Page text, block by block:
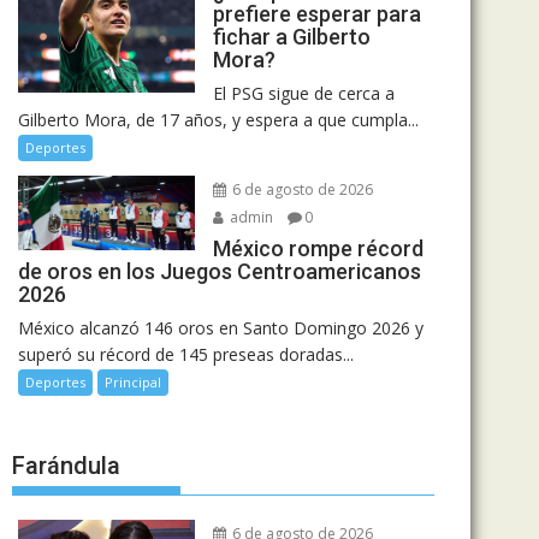
prefiere esperar para
fichar a Gilberto
Mora?
El PSG sigue de cerca a
Gilberto Mora, de 17 años, y espera a que cumpla...
Deportes
6 de agosto de 2026
admin
0
México rompe récord
de oros en los Juegos Centroamericanos
2026
México alcanzó 146 oros en Santo Domingo 2026 y
superó su récord de 145 preseas doradas...
Deportes Principal
Farándula
6 de agosto de 2026